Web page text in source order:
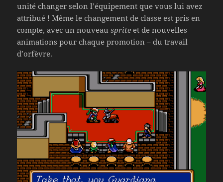
unité changer selon l’équipement que vous lui avez
attribué ! Même le changement de classe est pris en
compte, avec un nouveausprite et de nouvelles
animations pour chaque promotion – du travail
d’orfèvre.